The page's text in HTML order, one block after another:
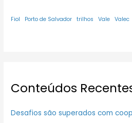
Fiol Porto de Salvador trilhos Vale Valec
Conteúdos
Desafios são superados com